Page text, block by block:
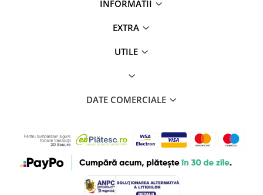
INFORMATII
EXTRA
UTILE
DATE COMERCIALE